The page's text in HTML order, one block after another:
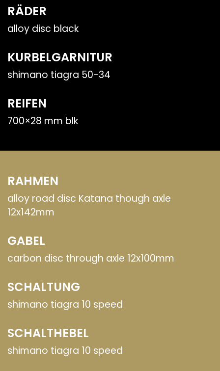
RAHMEN
alloy road disc Katana though axle
12x142mm
GABEL
carbon disc through axle 12x100mm
SCHALTUNG
shimano tiagra 10 speed
SCHALTHEBEL
shimano tiagra 10 speed
RÄDER
alloy disc black
KURBELGARNITUR
shimano tiagra 50-34
REIFEN
700×28 mm blk